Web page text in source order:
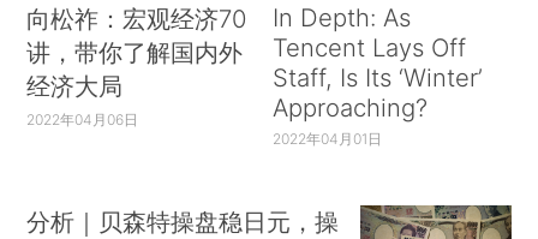
向松祚：宏观经济70
讲，带你了解国内外
经济大局
2022年04月06日
In Depth: As
Tencent Lays Off
Staff, Is Its ‘Winter’
Approaching?
2022年04月01日
分析｜贝森特操盘稳日元，操